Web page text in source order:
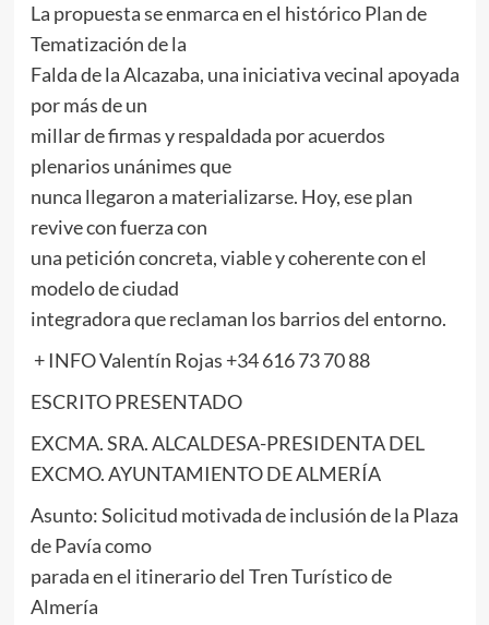
La propuesta se enmarca en el histórico Plan de
Tematización de la
Falda de la Alcazaba, una iniciativa vecinal apoyada
por más de un
millar de firmas y respaldada por acuerdos
plenarios unánimes que
nunca llegaron a materializarse. Hoy, ese plan
revive con fuerza con
una petición concreta, viable y coherente con el
modelo de ciudad
integradora que reclaman los barrios del entorno.
+ INFO Valentín Rojas +34 616 73 70 88
ESCRITO PRESENTADO
EXCMA. SRA. ALCALDESA-PRESIDENTA DEL
EXCMO. AYUNTAMIENTO DE ALMERÍA
Asunto: Solicitud motivada de inclusión de la Plaza
de Pavía como
parada en el itinerario del Tren Turístico de
Almería